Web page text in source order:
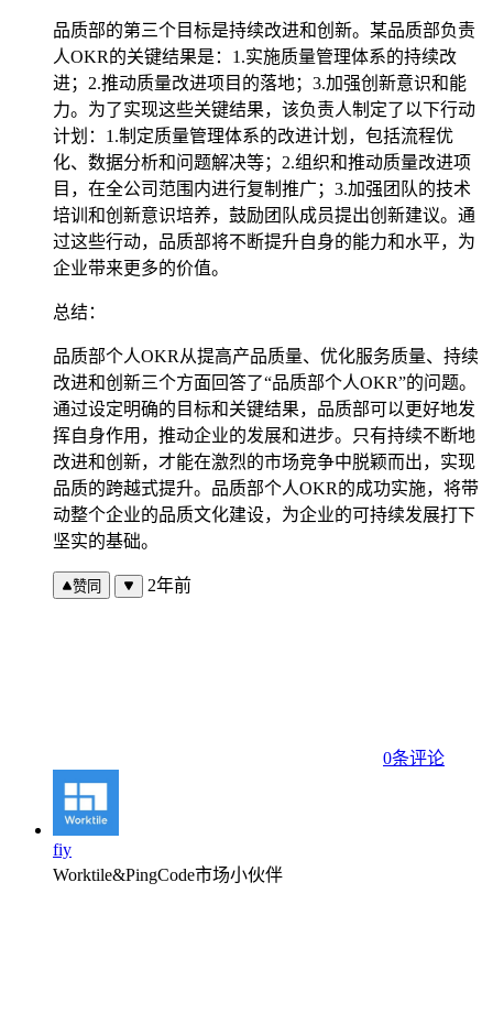
品质部的第三个目标是持续改进和创新。某品质部负责
人OKR的关键结果是：1.实施质量管理体系的持续改
进；2.推动质量改进项目的落地；3.加强创新意识和能
力。为了实现这些关键结果，该负责人制定了以下行动
计划：1.制定质量管理体系的改进计划，包括流程优
化、数据分析和问题解决等；2.组织和推动质量改进项
目，在全公司范围内进行复制推广；3.加强团队的技术
培训和创新意识培养，鼓励团队成员提出创新建议。通
过这些行动，品质部将不断提升自身的能力和水平，为
企业带来更多的价值。
总结：
品质部个人OKR从提高产品质量、优化服务质量、持续
改进和创新三个方面回答了“品质部个人OKR”的问题。
通过设定明确的目标和关键结果，品质部可以更好地发
挥自身作用，推动企业的发展和进步。只有持续不断地
改进和创新，才能在激烈的市场竞争中脱颖而出，实现
品质的跨越式提升。品质部个人OKR的成功实施，将带
动整个企业的品质文化建设，为企业的可持续发展打下
坚实的基础。
赞同 2年前
0条评论
fiy
Worktile&PingCode市场小伙伴